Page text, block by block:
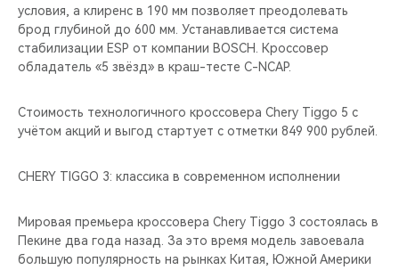
условия, а клиренс в 190 мм позволяет преодолевать
брод глубиной до 600 мм. Устанавливается система
стабилизации ESP от компании BOSCH. Кроссовер
обладатель «5 звёзд» в краш-тесте C-NCAP.
Стоимость технологичного кроссовера Chery Tiggo 5 c
учётом акций и выгод стартует с отметки 849 900 рублей.
CHERY TIGGO 3: классика в современном исполнении
Мировая премьера кроссовера Chery Tiggo 3 состоялась в
Пекине два года назад. За это время модель завоевала
большую популярность на рынках Китая, Южной Америки